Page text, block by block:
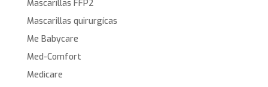
Mascarillas FFP2
Mascarillas quirurgícas
Me Babycare
Med-Comfort
Medicare